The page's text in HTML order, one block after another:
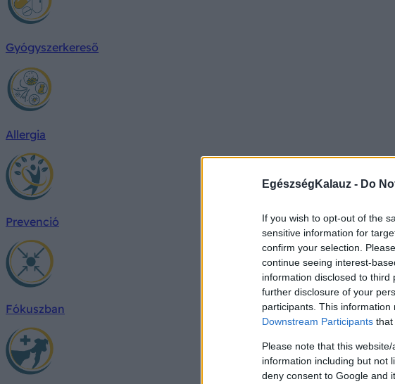
EgészségKalauz - Do
If you wish to opt-out of the
sensitive information for
confirm your selection.
continue seeing interest-
information disclosed to
further disclosure of your
participants. This
Downstream Participants that
Please note that this
information including but not
deny consent to Google and
Gyógyszerkereső
Allergia
Prevenció
Fókuszban